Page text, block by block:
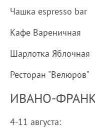
Чашка espresso bar
Кафе Вареничная
Шарлотка Яблочная
Ресторан "Велюров"
ИВАНО-
4-11 августа: